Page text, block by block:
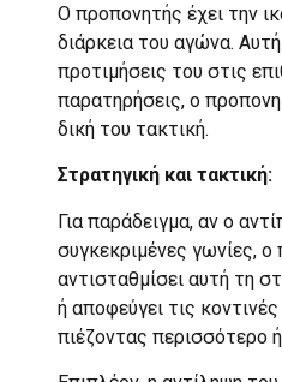
Ο προπονητής έχει την
διάρκεια του αγώνα.
προτιμήσεις του στις
παρατηρήσεις, ο
δική του τακτική.
Στρατηγική και τακτική:
Για παράδειγμα, αν ο
συγκεκριμένες γωνίες,
αντισταθμίσει αυτή τη
ή αποφεύγει τις
πιέζοντας περισσότερο